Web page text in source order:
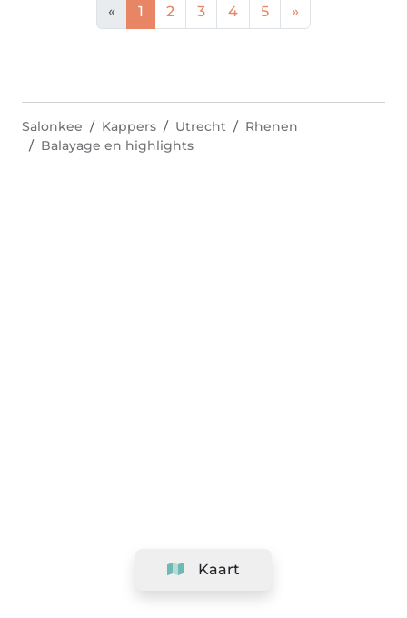
« 1 2 3 4 5 »
Kaart
Salonkee Kappers Utrecht
Rhenen
Balayage en highlights